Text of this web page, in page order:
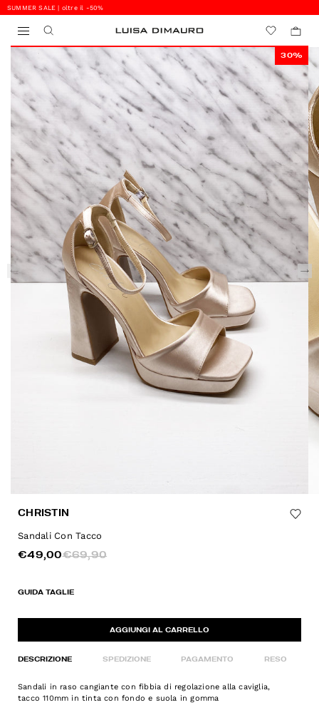
SUMMER SALE | oltre il -50%
0
30%
CHRISTIN
Sandali Con Tacco
€49,00€69,90
GUIDA TAGLIE
AGGIUNGI AL CARRELLO
DESCRIZIONE SPEDIZIONE PAGAMENTO RESO
Sandali in raso cangiante con fibbia di regolazione alla caviglia,
tacco 110mm in tinta con fondo e suola in gomma